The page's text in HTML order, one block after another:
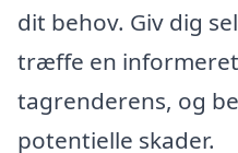
dit behov. Giv dig
træffe en
tagrenderens, og
potentielle skader.